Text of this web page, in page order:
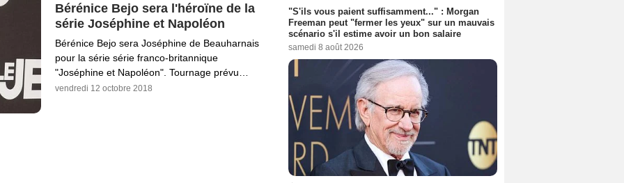
Bérénice Bejo sera l'héroïne de la
série Joséphine et Napoléon
Bérénice Bejo sera Joséphine de Beauharnais
pour la série série franco-britannique
"Joséphine et Napoléon". Tournage prévu…
vendredi 12 octobre 2018
"S'ils vous paient suffisamment..." : Morgan
Freeman peut "fermer les yeux" sur un mauvais
scénario s'il estime avoir un bon salaire
samedi 8 août 2026